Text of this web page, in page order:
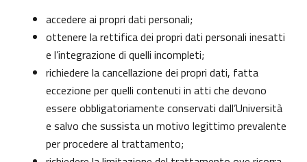
accedere ai propri dati personali;
ottenere la rettifica dei propri dati personali inesatti
e l’integrazione di quelli incompleti;
richiedere la cancellazione dei propri dati, fatta
eccezione per quelli contenuti in atti che devono
essere obbligatoriamente conservati dall’Università
e salvo che sussista un motivo legittimo prevalente
per procedere al trattamento;